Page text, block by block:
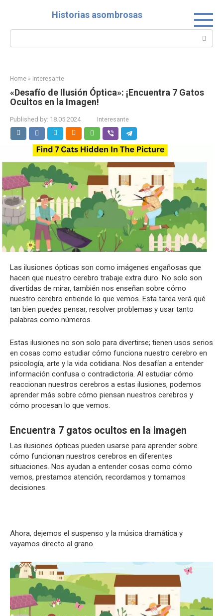
Historias asombrosas
Search:
Home » Interesante
«Desafío de Ilusión Óptica»: ¡Encuentra 7 Gatos
Ocultos en la Imagen!
Published by: 18.05.2024 Interesante
Las ilusiones ópticas son como imágenes engañosas que
hacen que nuestro cerebro trabaje extra duro. No solo son
divertidas de mirar, también nos enseñan sobre cómo
nuestro cerebro entiende lo que vemos. Esta tarea verá qué
tan bien puedes pensar, resolver problemas y usar tanto
palabras como números.
Estas ilusiones no son solo para divertirse; tienen usos serios
en cosas como estudiar cómo funciona nuestro cerebro en
psicología, arte y la vida cotidiana. Nos desafían a entender
información confusa o contradictoria. Al estudiar cómo
reaccionan nuestros cerebros a estas ilusiones, podemos
aprender más sobre cómo piensan nuestros cerebros y
cómo procesan lo que vemos.
Encuentra 7 gatos ocultos en la imagen
Las ilusiones ópticas pueden usarse para aprender sobre
cómo funcionan nuestros cerebros en diferentes
situaciones. Nos ayudan a entender cosas como cómo
vemos, prestamos atención, recordamos y tomamos
decisiones.
Ahora, dejemos el suspenso y la música dramática y
vayamos directo al grano.